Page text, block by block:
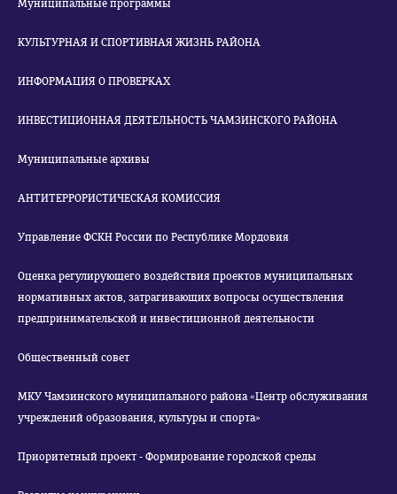
Муниципальные программы
КУЛЬТУРНАЯ И СПОРТИВНАЯ ЖИЗНЬ РАЙОНА
ИНФОРМАЦИЯ О ПРОВЕРКАХ
ИНВЕСТИЦИОННАЯ ДЕЯТЕЛЬНОСТЬ ЧАМЗИНСКОГО РАЙОНА
Муниципальные архивы
АНТИТЕРРОРИСТИЧЕСКАЯ КОМИССИЯ
Управление ФСКН России по Республике Мордовия
Оценка регулирующего воздействия проектов муниципальных
нормативных актов, затрагивающих вопросы осуществления
предпринимательской и инвестиционной деятельности
Общественный совет
МКУ Чамзинского муниципального района «Центр обслуживания
учреждений образования, культуры и спорта»
Приоритетный проект - Формирование городской среды